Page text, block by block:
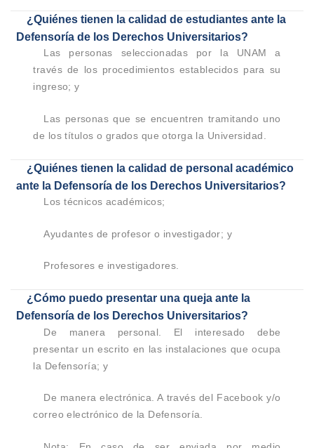
¿Quiénes tienen la calidad de estudiantes ante la
Defensoría de los Derechos Universitarios?
Las personas seleccionadas por la UNAM a
través de los procedimientos establecidos para su
ingreso; y
Las personas que se encuentren tramitando uno
de los títulos o grados que otorga la Universidad.
¿Quiénes tienen la calidad de personal académico
ante la Defensoría de los Derechos Universitarios?
Los técnicos académicos;
Ayudantes de profesor o investigador; y
Profesores e investigadores.
¿Cómo puedo presentar una queja ante la
Defensoría de los Derechos Universitarios?
De manera personal. El interesado debe
presentar un escrito en las instalaciones que ocupa
la Defensoría; y
De manera electrónica. A través del Facebook y/o
correo electrónico de la Defensoría.